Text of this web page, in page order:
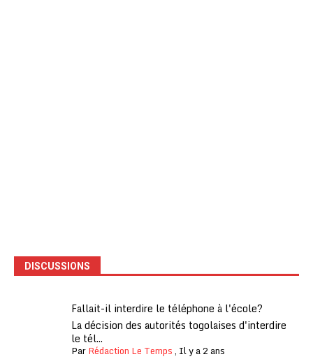
DISCUSSIONS
Fallait-il interdire le téléphone à l'école?
La décision des autorités togolaises d'interdire
le tél...
ParRédaction Le Temps, Il y a 2 ans